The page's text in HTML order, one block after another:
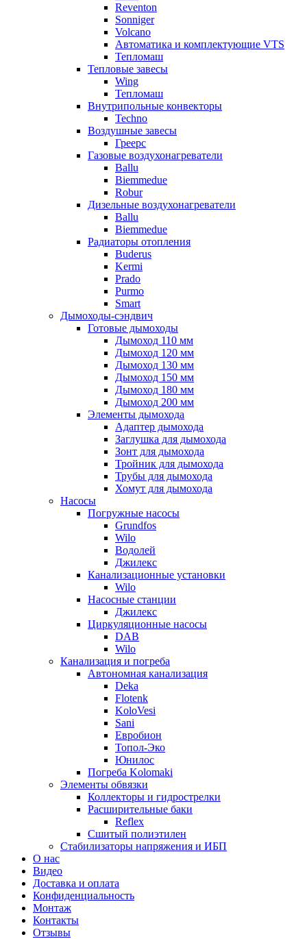
Reventon
Sonniger
Volcano
Автоматика и комплектующие VTS
Тепломаш
Тепловые завесы
Wing
Тепломаш
Внутрипольные конвекторы
Techno
Воздушные завесы
Греерс
Газовые воздухонагреватели
Ballu
Biemmedue
Robur
Дизельные воздухонагреватели
Ballu
Biemmedue
Радиаторы отопления
Buderus
Kermi
Prado
Purmo
Smart
Дымоходы-сэндвич
Готовые дымоходы
Дымоход 110 мм
Дымоход 120 мм
Дымоход 130 мм
Дымоход 150 мм
Дымоход 180 мм
Дымоход 200 мм
Элементы дымохода
Адаптер дымохода
Заглушка для дымохода
Зонт для дымохода
Тройник для дымохода
Трубы для дымохода
Хомут для дымохода
Насосы
Погружные насосы
Grundfos
Wilo
Водолей
Джилекс
Канализационные установки
Wilo
Насосные станции
Джилекс
Циркуляционные насосы
DAB
Wilo
Канализация и погреба
Автономная канализация
Deka
Flotenk
KoloVesi
Sani
Евробион
Топол-Эко
Юнилос
Погреба Kolomaki
Элементы обвязки
Коллекторы и гидрострелки
Расширительные баки
Reflex
Сшитый полиэтилен
Стабилизаторы напряжения и ИБП
О нас
Видео
Доставка и оплата
Конфиденциальность
Монтаж
Контакты
Отзывы